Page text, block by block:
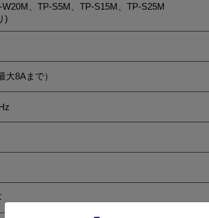
、TP-S5M、TP-S15M、TP-S25M
)
大8Aまで）